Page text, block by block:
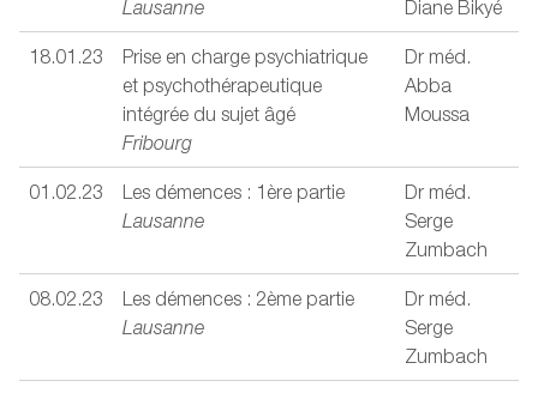
Lausanne
Diane Bikyé
18.01.23
Prise en charge psychiatrique
et psychothérapeutique
intégrée du sujet âgé
Fribourg
Dr méd.
Abba
Moussa
01.02.23
Les démences : 1ère partie
Lausanne
Dr méd.
Serge
Zumbach
08.02.23
Les démences : 2ème partie
Lausanne
Dr méd.
Serge
Zumbach